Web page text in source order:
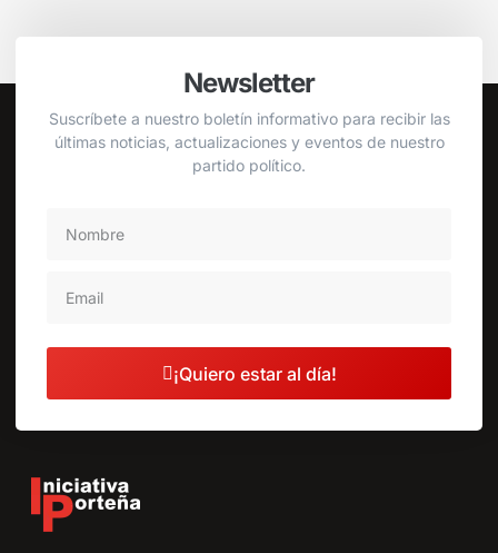
Newsletter
Suscríbete a nuestro boletín informativo para recibir las
últimas noticias, actualizaciones y eventos de nuestro
partido político.
¡Quiero estar al día!